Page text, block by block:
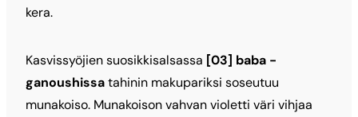
kera.
Kasvissyöjien suosikkisalsassa [03] baba ­
ganoushissatahinin makupariksi soseutuu
munakoiso. Munakoison vahvan violetti väri vihjaa